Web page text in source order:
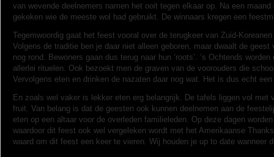
van wevende deelnemers namen het ooit tegen elkaar op. Na een maand
gekeken wie de meeste wol had gebruikt. De winnaars kregen een
Tegemwoordig gaat het feest vooral over de terugkeer van Zuid-
Volgens de traditie ben je daar niet alleen geboren, maar dwaalt de geest
nog rond. Bewoners gaan dus terug naar hun ‘roots’. ‘s Ochtends
allerlei rituelen. Ook bezoekt men de graven van de voorouders die
Vervolgens eten en drinken de nazaten daar nog wat. Het is dus echt
En zoals wel vaker is lekker eten erg belangrijk. De tafels liggen vol met
fruit. Van belang is dat de geesten ook kunnen deelnemen aan de
eten op een altaar voor de overleden familieleden. Op deze dagen
waardoor dit feest ook wel vergeleken wordt met het Amerikaanse
waard om dit feest een keer te vieren. Wij houden je up to date wanneer